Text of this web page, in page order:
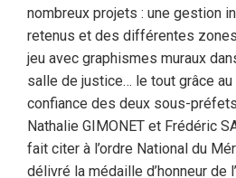
nombreux projets : une gestion
retenus et des différentes zones
jeu avec graphismes muraux
salle de justice… le tout grâce
confiance des deux sous-
Nathalie GIMONET et Frédéric
fait citer à l’ordre National du
délivré la médaille d’honneur de